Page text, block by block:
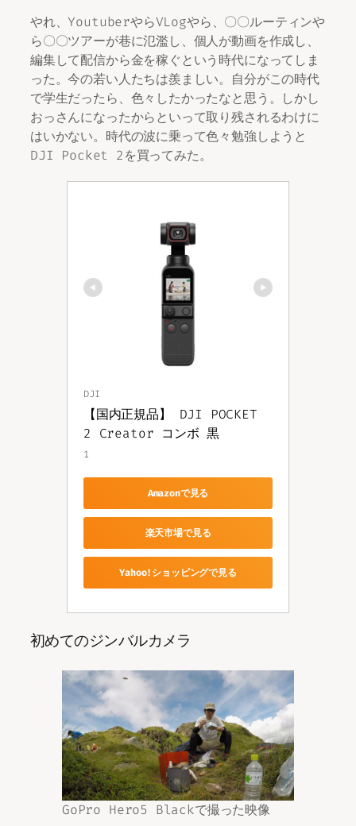
やれ、YoutuberやらVLogやら、〇〇ルーティンや
ら〇〇ツアーが巷に氾濫し、個人が動画を作成し、
編集して配信から金を稼ぐという時代になってしま
った。今の若い人たちは羨ましい。自分がこの時代
で学生だったら、色々したかったなと思う。しかし
おっさんになったからといって取り残されるわけに
はいかない。時代の波に乗って色々勉強しようと
DJI Pocket 2を買ってみた。
DJI
【国内正規品】 DJI POCKET
2 Creator コンボ 黒
1
Amazonで見る
楽天市場で見る
Yahoo!ショッピングで見る
初めてのジンバルカメラ
GoPro Hero5 Blackで撮った映像